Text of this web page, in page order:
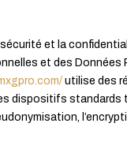
sécurité et la
et des Données
utilise des
dispositifs standards